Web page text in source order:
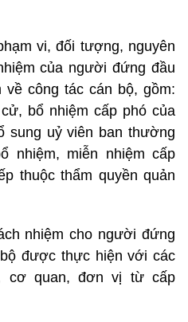
vi, đối tượng, nguyên
của người đứng đầu
công tác cán bộ, gồm:
bổ nhiệm cấp phó của
sung uỷ viên ban thường
nhiệm, miễn nhiệm cấp
thuộc thẩm quyền quản
nhiệm cho người đứng
được thực hiện với các
cơ quan, đơn vị từ cấp